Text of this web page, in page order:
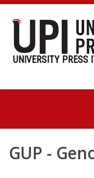
UNIVERSITY PRESS
GUP -